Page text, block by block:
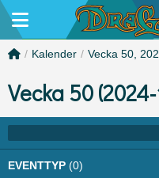
/ Kalender / Vecka 50,
Vecka 50
EVENTTYP (0)